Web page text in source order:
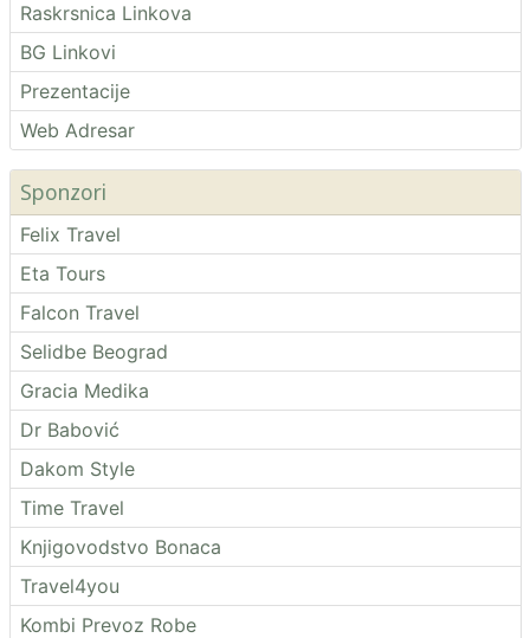
Raskrsnica Linkova
BG Linkovi
Prezentacije
Web Adresar
Sponzori
Felix Travel
Eta Tours
Falcon Travel
Selidbe Beograd
Gracia Medika
Dr Babović
Dakom Style
Time Travel
Knjigovodstvo Bonaca
Travel4you
Kombi Prevoz Robe